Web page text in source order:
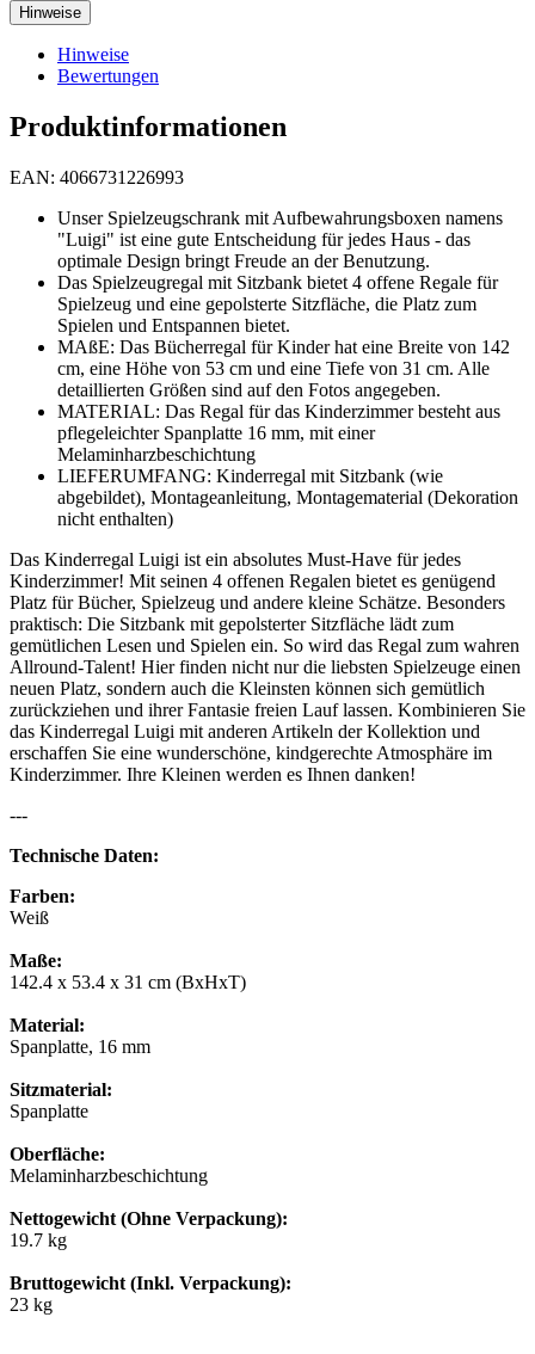
Hinweise
Hinweise
Bewertungen
Produktinformationen
EAN: 4066731226993
Unser Spielzeugschrank mit Aufbewahrungsboxen namens
"Luigi" ist eine gute Entscheidung für jedes Haus - das
optimale Design bringt Freude an der Benutzung.
Das Spielzeugregal mit Sitzbank bietet 4 offene Regale für
Spielzeug und eine gepolsterte Sitzfläche, die Platz zum
Spielen und Entspannen bietet.
MAßE: Das Bücherregal für Kinder hat eine Breite von 142
cm, eine Höhe von 53 cm und eine Tiefe von 31 cm. Alle
detaillierten Größen sind auf den Fotos angegeben.
MATERIAL: Das Regal für das Kinderzimmer besteht aus
pflegeleichter Spanplatte 16 mm, mit einer
Melaminharzbeschichtung
LIEFERUMFANG: Kinderregal mit Sitzbank (wie
abgebildet), Montageanleitung, Montagematerial (Dekoration
nicht enthalten)
Das Kinderregal Luigi ist ein absolutes Must-Have für jedes
Kinderzimmer! Mit seinen 4 offenen Regalen bietet es genügend
Platz für Bücher, Spielzeug und andere kleine Schätze. Besonders
praktisch: Die Sitzbank mit gepolsterter Sitzfläche lädt zum
gemütlichen Lesen und Spielen ein. So wird das Regal zum wahren
Allround-Talent! Hier finden nicht nur die liebsten Spielzeuge einen
neuen Platz, sondern auch die Kleinsten können sich gemütlich
zurückziehen und ihrer Fantasie freien Lauf lassen. Kombinieren Sie
das Kinderregal Luigi mit anderen Artikeln der Kollektion und
erschaffen Sie eine wunderschöne, kindgerechte Atmosphäre im
Kinderzimmer. Ihre Kleinen werden es Ihnen danken!
---
Technische Daten:
Farben:
Weiß
Maße:
142.4 x 53.4 x 31 cm (BxHxT)
Material:
Spanplatte, 16 mm
Sitzmaterial:
Spanplatte
Oberfläche:
Melaminharzbeschichtung
Nettogewicht (Ohne Verpackung):
19.7 kg
Bruttogewicht (Inkl. Verpackung):
23 kg